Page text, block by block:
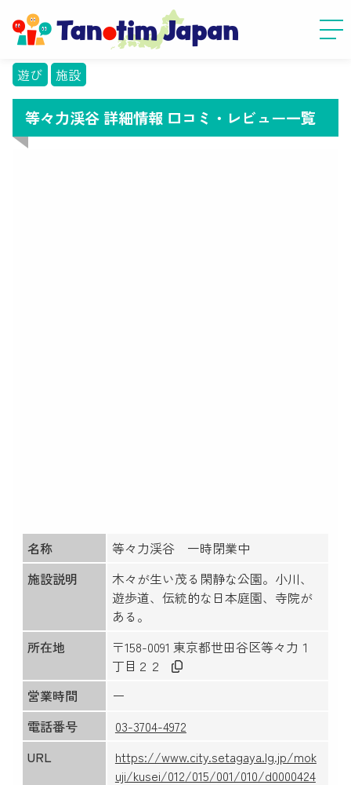
遊び 施設
等々力渓谷 詳細情報 口コミ・レビュー一覧
名称 等々力渓谷
一時閉業中
施設説明
木々が生い茂る閑静な公園。小川、
遊歩道、伝統的な日本庭園、寺院が
ある。
所在地
〒158-0091 東京都世田谷区等々力１
丁目２２
営業時間
ー
電話番号
03-3704-4972
URL
https://www.city.setagaya.lg.jp/mok
uji/kusei/012/015/001/010/d0000424